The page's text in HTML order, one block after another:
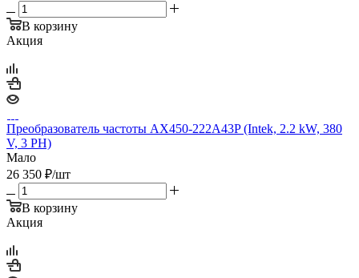
В корзину
Акция
Преобразователь частоты AX450-222A43P (Intek, 2.2 kW, 380
V, 3 PH)
Мало
26 350 ₽/шт
В корзину
Акция